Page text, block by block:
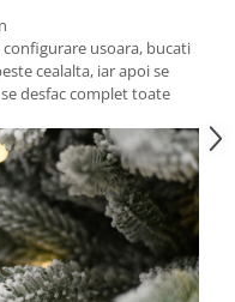
usoara, bucati
cealalta, iar apoi se
desfac complet toate